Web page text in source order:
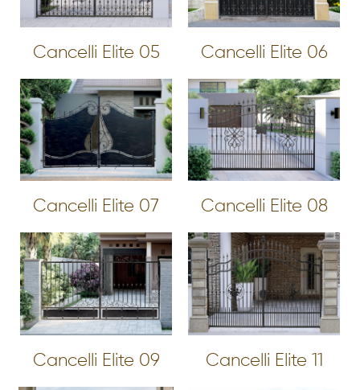
Cancelli Elite 05 Cancelli Elite 06
Cancelli Elite 07 Cancelli Elite 08
Cancelli Elite 09 Cancelli Elite 11